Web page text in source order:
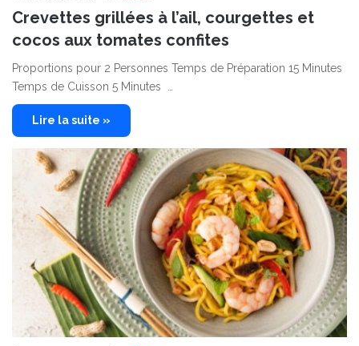
Crevettes grillées à l’ail, courgettes et
cocos aux tomates confites
Proportions pour 2 Personnes Temps de Préparation 15 Minutes
Temps de Cuisson 5 Minutes …
Lire la suite »